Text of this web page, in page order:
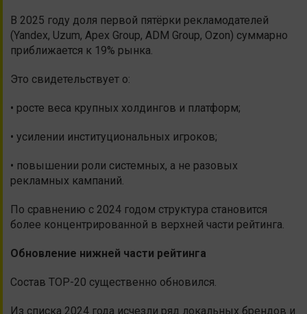
В 2025 году доля первой пятёрки рекламодателей
(Yandex, Uzum, Apex Group, ADM Group, Ozon) суммарно
приближается к 19% рынка.
Это свидетельствует о:
• росте веса крупных холдингов и платформ;
• усилении институциональных игроков;
• повышении роли системных, а не разовых
рекламных кампаний.
По сравнению с 2024 годом структура становится
более концентрированной в верхней части рейтинга.
Обновление нижней части рейтинга
Состав TOP-20 существенно обновился.
Из списка 2024 года исчезли ряд локальных брендов и